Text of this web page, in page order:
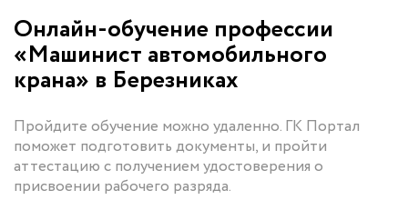
Онлайн-обучение профессии
«Машинист автомобильного
крана» в Березниках
Пройдите обучение можно удаленно. ГК Портал
поможет подготовить документы, и пройти
аттестацию с получением удостоверения о
присвоении рабочего разряда.